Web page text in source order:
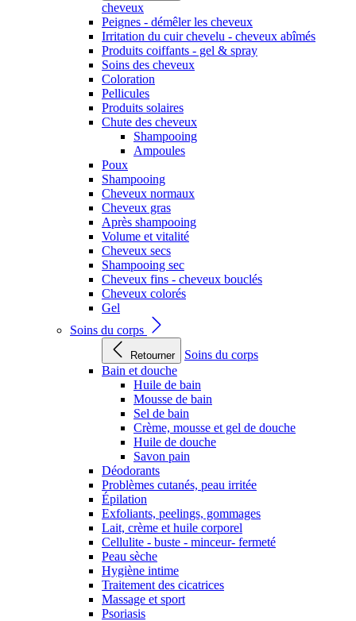
cheveux
Peignes - démêler les cheveux
Irritation du cuir chevelu - cheveux abîmés
Produits coiffants - gel & spray
Soins des cheveux
Coloration
Pellicules
Produits solaires
Chute des cheveux
Shampooing
Ampoules
Poux
Shampooing
Cheveux normaux
Cheveux gras
Après shampooing
Volume et vitalité
Cheveux secs
Shampooing sec
Cheveux fins - cheveux bouclés
Cheveux colorés
Gel
Soins du corps
Retourner
Soins du corps
Bain et douche
Huile de bain
Mousse de bain
Sel de bain
Crème, mousse et gel de douche
Huile de douche
Savon pain
Déodorants
Problèmes cutanés, peau irritée
Épilation
Exfoliants, peelings, gommages
Lait, crème et huile corporel
Cellulite - buste - minceur- fermeté
Peau sèche
Hygiène intime
Traitement des cicatrices
Massage et sport
Psoriasis